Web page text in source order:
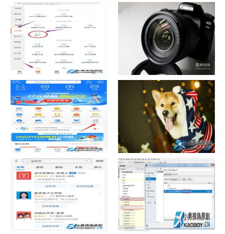
如何看认识QQ好友具体多少天
了
战网怎么修改昵称？
中国联通手机营业厅销户操作
指引
摄影作品的欣赏方法
支付宝怎么拍违章挣钱？
宠物定位器app开发可以解决哪
些问题？